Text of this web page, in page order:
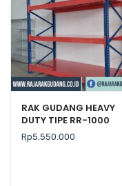
RAK GUDANG HEAVY
DUTY TIPE RR-1000
Rp5.550.000